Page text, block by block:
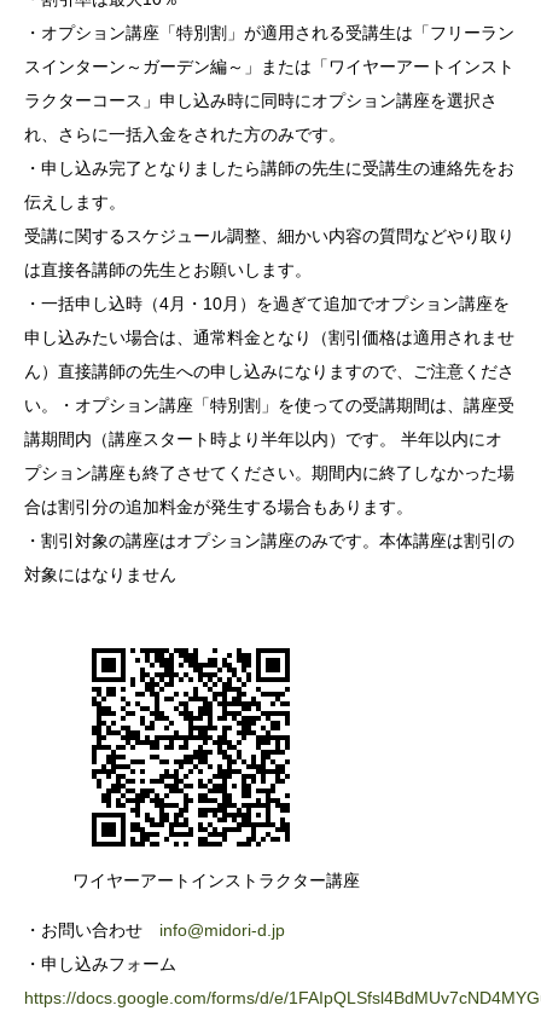
・オプション講座「特別割」が適用される受講生は「フリーラン
スインターン～ガーデン編～」または「ワイヤーアートインスト
ラクターコース」申し込み時に同時にオプション講座を選択さ
れ、さらに一括入金をされた方のみです。
・申し込み完了となりましたら講師の先生に受講生の連絡先をお
伝えします。
受講に関するスケジュール調整、細かい内容の質問などやり取り
は直接各講師の先生とお願いします。
・一括申し込時（4月・10月）を過ぎて追加でオプション講座を
申し込みたい場合は、通常料金となり（割引価格は適用されませ
ん）直接講師の先生への申し込みになりますので、ご注意くださ
い。・オプション講座「特別割」を使っての受講期間は、講座受
講期間内（講座スタート時より半年以内）です。 半年以内にオ
プション講座も終了させてください。期間内に終了しなかった場
合は割引分の追加料金が発生する場合もあります。
・割引対象の講座はオプション講座のみです。本体講座は割引の
対象にはなりません
ワイヤーアートインストラクター講座
・お問い合わせ info@midori-d.jp
・申し込みフォーム
https://docs.google.com/forms/d/e/